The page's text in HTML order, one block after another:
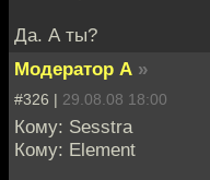
Да. А ты?
Модератор А »
#326 | 29.08.08 18:00
Кому: Sesstra
Кому: Element